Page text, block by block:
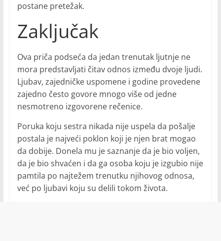
postane pretežak.
Zaključak
Ova priča podseća da jedan trenutak ljutnje ne
mora predstavljati čitav odnos između dvoje ljudi.
Ljubav, zajedničke uspomene i godine provedene
zajedno često govore mnogo više od jedne
nesmotreno izgovorene rečenice.
Poruka koju sestra nikada nije uspela da pošalje
postala je najveći poklon koji je njen brat mogao
da dobije. Donela mu je saznanje da je bio voljen,
da je bio shvaćen i da ga osoba koju je izgubio nije
pamtila po najtežem trenutku njihovog odnosa,
već po ljubavi koju su delili tokom života.